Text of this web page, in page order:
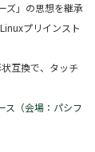
ズ」の思想を継承
プリインスト
互換で、タッチ
ス（会場：パシフ